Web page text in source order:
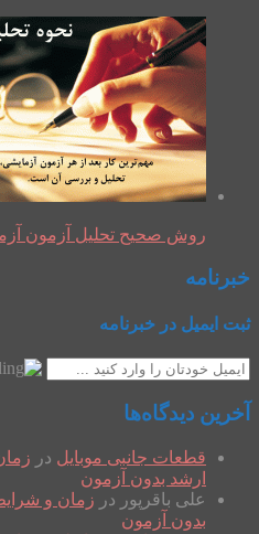
روش صحیح تحلیل آزمون
خبرنامه
ثبت ایمیل در خبرنامه
آخرین دیدگاه‌ها
قطعات جانبی موبایل در
ارشد بدون آزمون
علی باقرپور در زمان و
بدون آزمون